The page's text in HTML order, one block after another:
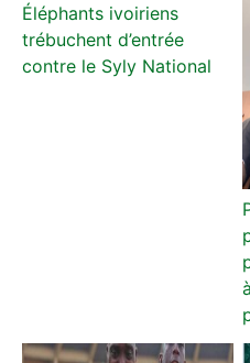
Éléphants ivoiriens
trébuchent d’entrée
contre le Syly National